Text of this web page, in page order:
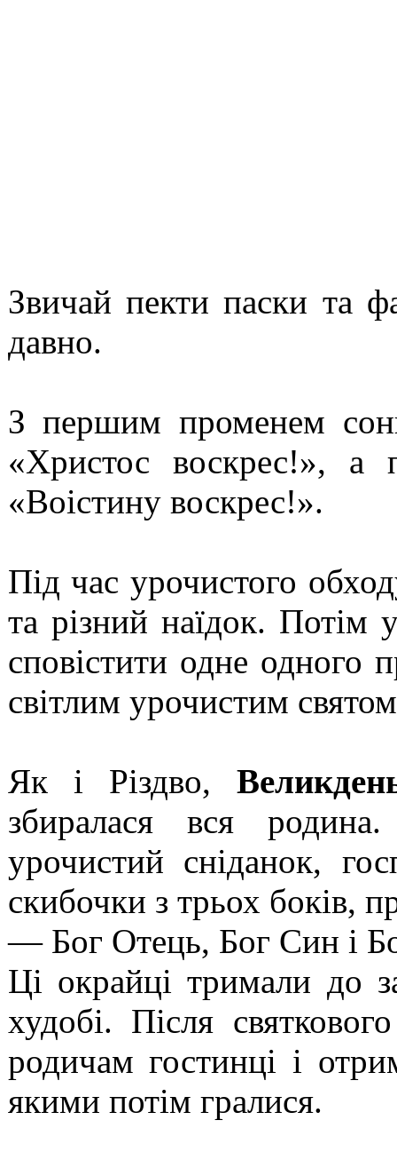
Звичай пекти паски та
давно.
З першим променем
«Христос воскрес!», а
«Воістину воскрес!».
Під час урочистого
та різний наїдок. Потім
сповістити одне одного
світлим урочистим
Як і Різдво,
збиралася вся
урочистий сніданок,
скибочки з трьох боків,
— Бог Отець, Бог Син і
Ці окрайці тримали до
худобі. Після
родичам гостинці і
якими потім гралися.